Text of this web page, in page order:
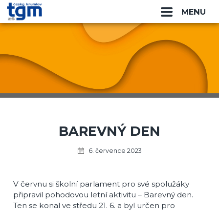
MENU
BAREVNÝ DEN
6. července 2023
V červnu si školní parlament pro své spolužáky
připravil pohodovou letní aktivitu – Barevný den.
Ten se konal ve středu 21. 6. a byl určen pro